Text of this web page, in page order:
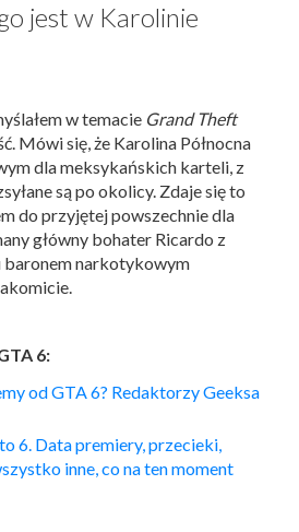
jest w Karolinie
w temacie Grand Theft
Mówi się, że Karolina Północna
dla meksykańskich karteli, z
są po okolicy. Zdaje się to
do przyjętej powszechnie dla
główny bohater Ricardo z
baronem narkotykowym
6:
od GTA 6? Redaktorzy Geeksa
6. Data premiery, przecieki,
inne, co na ten moment